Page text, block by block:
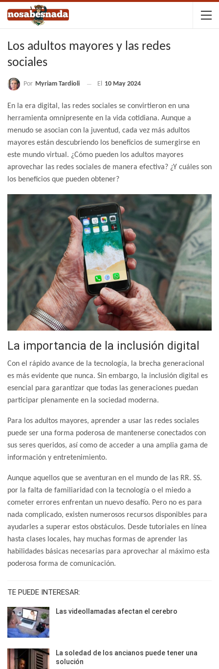
Los adultos mayores y las redes
sociales
Por Myriam Tardioli El 10 May 2024
En la era digital, las redes sociales se convirtieron en una
herramienta omnipresente en la vida cotidiana. Aunque a
menudo se asocian con la juventud, cada vez más adultos
mayores están descubriendo los beneficios de sumergirse en
este mundo virtual. ¿Cómo pueden los adultos mayores
aprovechar las redes sociales de manera efectiva? ¿Y cuáles son
los beneficios que pueden obtener?
La importancia de la inclusión digital
Con el rápido avance de la tecnología, la brecha generacional
es más evidente que nunca. Sin embargo, la inclusión digital es
esencial para garantizar que todas las generaciones puedan
participar plenamente en la sociedad moderna.
Para los adultos mayores, aprender a usar las redes sociales
puede ser una forma poderosa de mantenerse conectados con
sus seres queridos, así como de acceder a una amplia gama de
información y entretenimiento.
Aunque aquellos que se aventuran en el mundo de las RR. SS.
por la falta de familiaridad con la tecnología o el miedo a
cometer errores enfrentan un nuevo desafío. Pero no es para
nada complicado, existen numerosos recursos disponibles para
ayudarles a superar estos obstáculos. Desde tutoriales en línea
hasta clases locales, hay muchas formas de aprender las
habilidades básicas necesarias para aprovechar al máximo esta
poderosa forma de comunicación.
TE PUEDE INTERESAR:
Las videollamadas afectan el cerebro
La soledad de los ancianos puede tener una
solución